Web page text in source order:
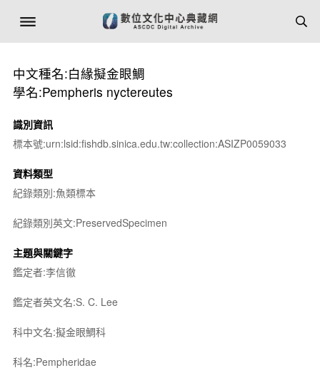
中文種名:白緣擬金眼鯛
學名:Pempheris nyctereutes
識別資訊
標本號:urn:lsid:fishdb.sinica.edu.tw:collection:ASIZP0059033
資料類型
紀錄類別:魚類標本
紀錄類別英文:PreservedSpecimen
主題與關鍵字
鑑定者:李信徹
鑑定者英文名:S. C. Lee
科中文名:擬金眼鯛科
科名:Pempheridae